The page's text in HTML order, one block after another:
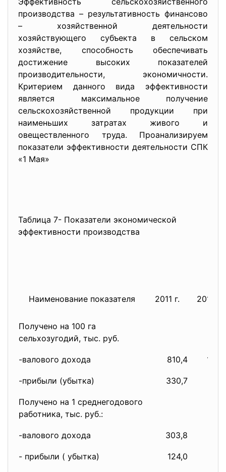
производства – результативность финансово
– хозяйственной деятельности
хозяйствующего субъекта в сельском
хозяйстве, способность обеспечивать
достижение высоких показателей
производительности, экономичности.
Критерием данного вида эффективности
является максимальное получение
сельскохозяйственной продукции при
наименьших затратах живого и
овеществленного труда. Проанализируем
показатели эффективности деятельности СПК
«1 Мая»
Таблица 7- Показатели экономической
эффективности производства
Наименование показателя 2011 г. 2012 г.
Получено на 100 га
сельхозугодий, тыс. руб.
-валового дохода 810,4
-прибыли (убытка) 330,7
Получено на 1 среднегодового
работника, тыс. руб.:
-валового дохода 303,8
- прибыли ( убытка) 124,0